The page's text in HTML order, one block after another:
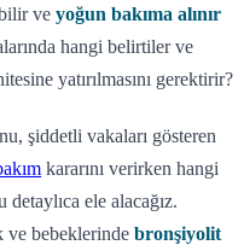
ve yoğun bakıma alınır
hangi belirtiler ve
yatırılmasını gerektirir?
şiddetli vakaları gösteren
kararını verirken hangi
ele alacağız.
ve bebeklerinde bronşiyolit